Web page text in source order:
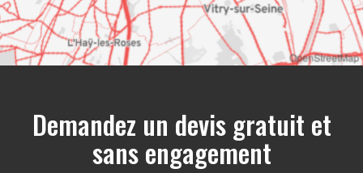
OpenStreetMap
Demandez un devis gratuit et
sans engagement